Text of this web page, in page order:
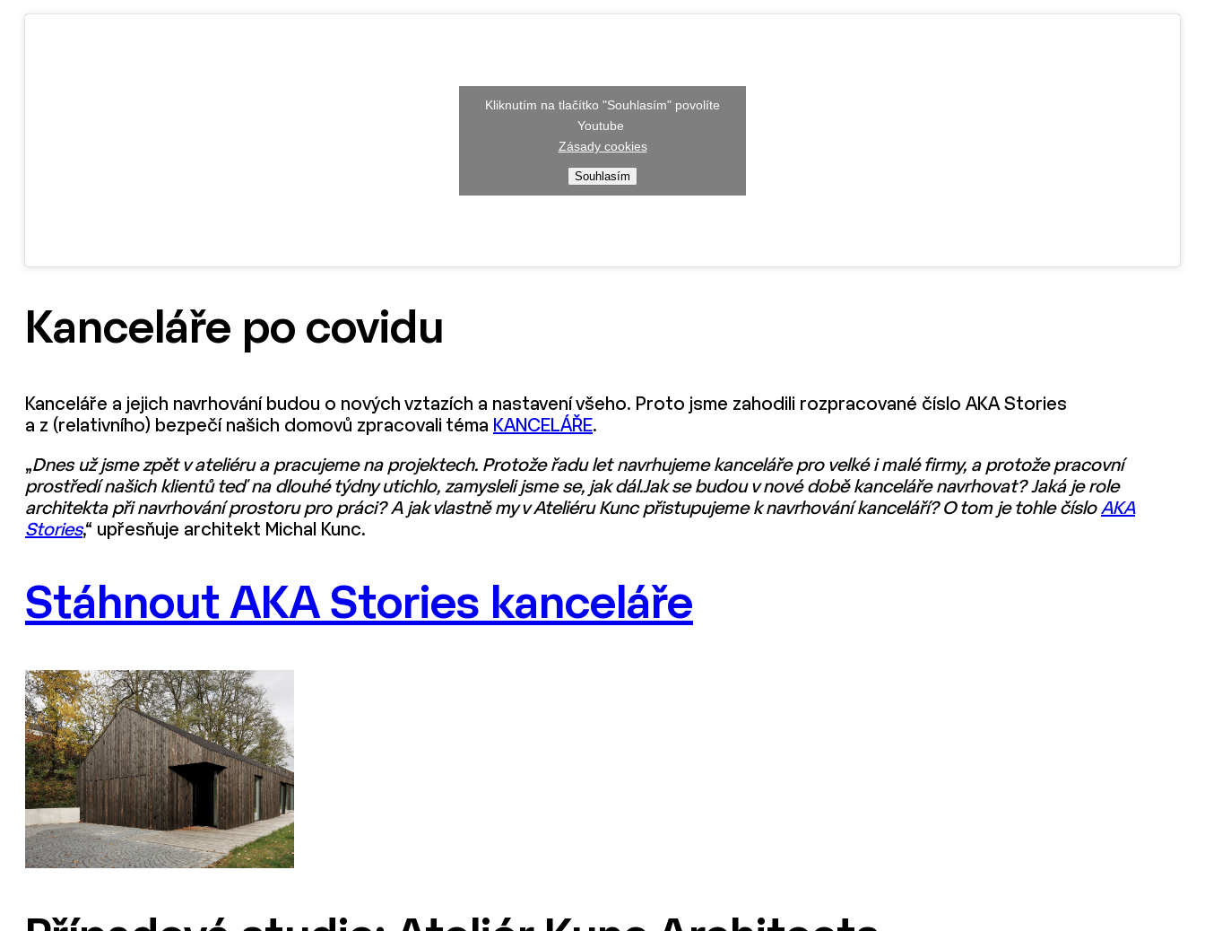
Kliknutím na tlačítko "Souhlasím" povolíte
Youtube
Zásady cookies
Souhlasím
Kanceláře po covidu
Kanceláře a jejich navrhování budou o nových vztazích a nastavení všeho. Proto jsme zahodili rozpracované číslo AKA Stories
a z (relativního) bezpečí našich domovů zpracovali téma KANCELÁŘE.
„Dnes už jsme zpět v ateliéru a pracujeme na projektech. Protože řadu let navrhujeme kanceláře pro velké i malé firmy, a protože pracovní
prostředí našich klientů teď na dlouhé týdny utichlo, zamysleli jsme se, jak dál.Jak se budou v nové době kanceláře navrhovat? Jaká je role
architekta při navrhování prostoru pro práci? A jak vlastně my v Ateliéru Kunc přistupujeme k navrhování kanceláří? O tom je tohle číslo AKA
Stories,“ upřesňuje architekt Michal Kunc.
Stáhnout AKA Stories kanceláře